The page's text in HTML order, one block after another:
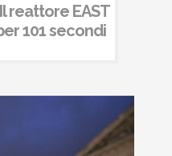
reattore EAST
101 secondi